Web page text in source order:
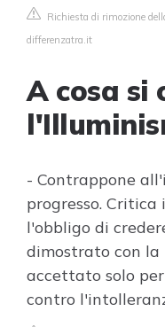
Richiesta di rimozione
differenzatra.it
A cosa si
- Contrappone
progresso. Critica
l'obbligo di
dimostrato con la
accettato solo
contro